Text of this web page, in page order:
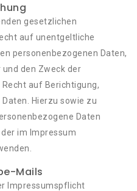
gesetzlichen
auf unentgeltliche
personenbezogenen Daten,
den Zweck der
auf Berichtigung,
Hierzu sowie zu
Daten
im Impressum
Mails
Impressumspflicht